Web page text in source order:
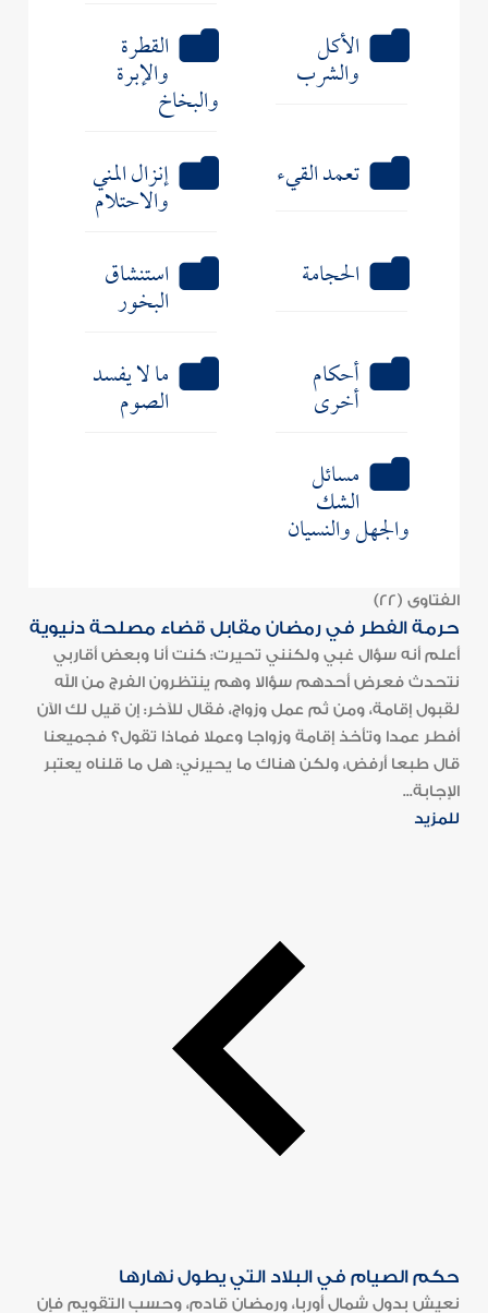
الأكل
والشرب
القطرة
والإبرة
والبخاخ
تعمد القيء
إنزال المني
والاحتلام
الحجامة
استنشاق
البخور
أحكام
أخرى
ما لا يفسد
الصوم
مسائل
الشك
والجهل والنسيان
الفتاوى (22)
حرمة الفطر في رمضان مقابل قضاء مصلحة دنيوية
أعلم أنه سؤال غبي ولكنني تحيرت: كنت أنا وبعض أقاربي
نتحدث فعرض أحدهم سؤالا وهم ينتظرون الفرج من الله
لقبول إقامة، ومن ثم عمل وزواج، فقال للآخر: إن قيل لك الآن
أفطر عمدا وتأخذ إقامة وزواجا وعملا فماذا تقول؟ فجميعنا
قال طبعا أرفض، ولكن هناك ما يحيرني: هل ما قلناه يعتبر
الإجابة...
للمزيد
حكم الصيام في البلاد التي يطول نهارها
نعيش بدول شمال أوربا، ورمضان قادم، وحسب التقويم فإن